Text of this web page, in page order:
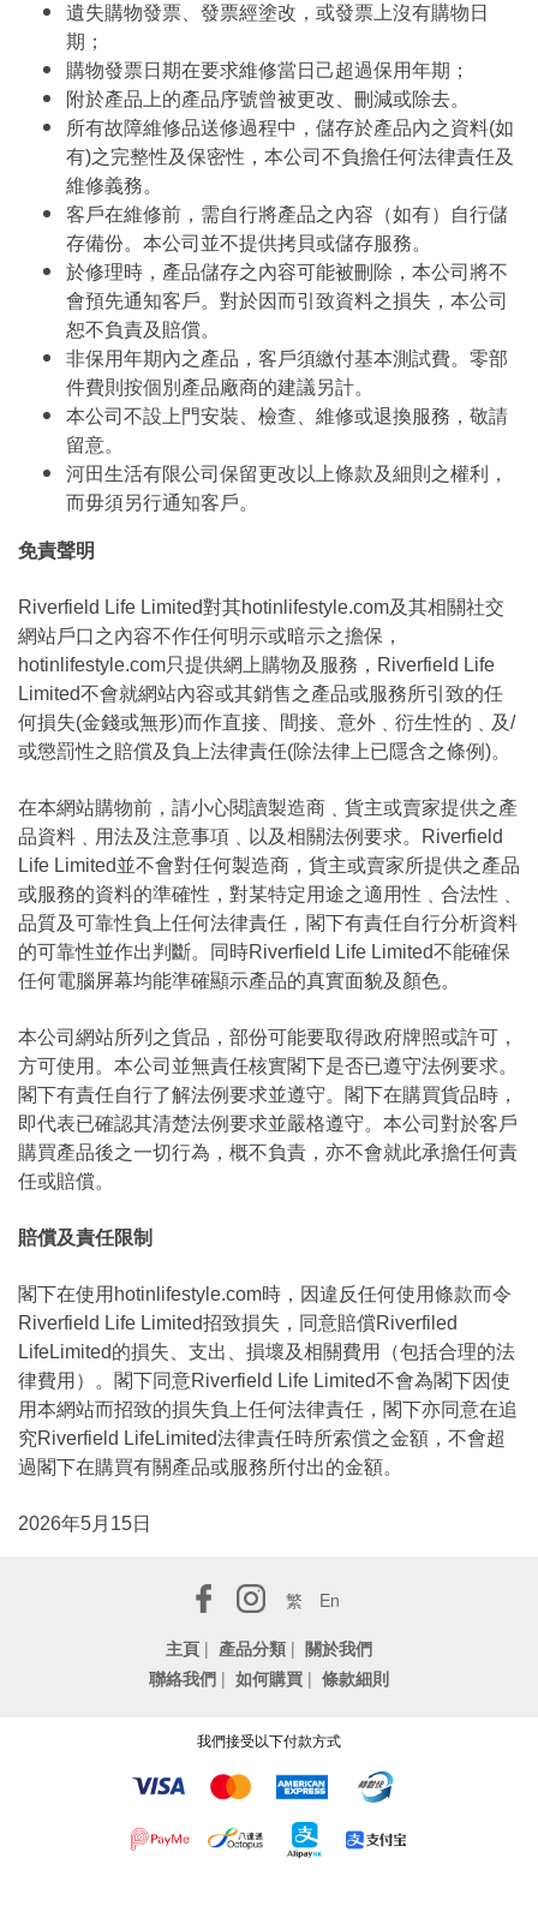
遺失購物發票、發票經塗改，或發票上沒有購物日
期；
購物發票日期在要求維修當日己超過保用年期；
附於產品上的產品序號曾被更改、刪減或除去。
所有故障維修品送修過程中，儲存於產品內之資料(如
有)之完整性及保密性，本公司不負擔任何法律責任及
維修義務。
客戶在維修前，需自行將產品之內容（如有）自行儲
存備份。本公司並不提供拷貝或儲存服務。
於修理時，產品儲存之內容可能被刪除，本公司將不
會預先通知客戶。對於因而引致資料之損失，本公司
恕不負責及賠償。
非保用年期內之產品，客戶須繳付基本測試費。零部
件費則按個別產品廠商的建議另計。
本公司不設上門安裝、檢查、維修或退換服務，敬請
留意。
河田生活有限公司保留更改以上條款及細則之權利，
而毋須另行通知客戶。
免責聲明
Riverfield Life Limited對其hotinlifestyle.com及其相關社交
網站戶口之內容不作任何明示或暗示之擔保，
hotinlifestyle.com只提供網上購物及服務，Riverfield Life
Limited不會就網站內容或其銷售之產品或服務所引致的任
何損失(金錢或無形)而作直接、間接、意外﹑衍生性的﹑及/
或懲罰性之賠償及負上法律責任(除法律上已隱含之條例)。
在本網站購物前，請小心閱讀製造商﹑貨主或賣家提供之產
品資料﹑用法及注意事項﹑以及相關法例要求。Riverfield
Life Limited並不會對任何製造商，貨主或賣家所提供之產品
或服務的資料的準確性，對某特定用途之適用性﹑合法性﹑
品質及可靠性負上任何法律責任，閣下有責任自行分析資料
的可靠性並作出判斷。同時Riverfield Life Limited不能確保
任何電腦屏幕均能準確顯示產品的真實面貌及顏色。
本公司網站所列之貨品，部份可能要取得政府牌照或許可，
方可使用。本公司並無責任核實閣下是否已遵守法例要求。
閣下有責任自行了解法例要求並遵守。閣下在購買貨品時，
即代表已確認其清楚法例要求並嚴格遵守。本公司對於客戶
購買產品後之一切行為，概不負責，亦不會就此承擔任何責
任或賠償。
賠償及責任限制
閣下在使用hotinlifestyle.com時，因違反任何使用條款而令
Riverfield Life Limited招致損失，同意賠償Riverfiled
LifeLimited的損失、支出、損壞及相關費用（包括合理的法
律費用）。閣下同意Riverfield Life Limited不會為閣下因使
用本網站而招致的損失負上任何法律責任，閣下亦同意在追
究Riverfield LifeLimited法律責任時所索償之金額，不會超
過閣下在購買有關產品或服務所付出的金額。
2026年5月15日
繁
En
主頁 | 產品分類 | 關於我們
聯絡我們 | 如何購買 | 條款細則
我們接受以下付款方式